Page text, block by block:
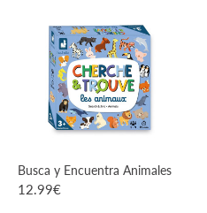
Busca y Encuentra Animales
12.99€